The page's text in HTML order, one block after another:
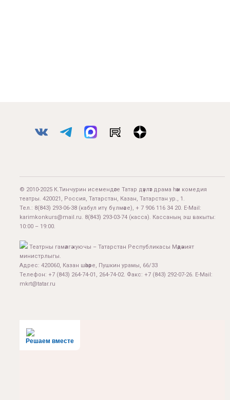
© 2010-2025 К.Тинчурин исемендәге Татар дәүләт драма һәм комедия
театры. 420021, Россия, Татарстан, Казан, Татарстан ур., 1.
Тел.: 8(843) 293-06-38 (кабул итү бүлмәсе), + 7 906 116 34 20. E-Mail:
karimkonkurs@mail.ru. 8(843) 293-03-74 (касса). Кассаның эш вакыты:
10:00 – 19:00.
Театрны гамәлгә куючы – Татарстан Республикасы Мәдәният
министрлыгы.
Адрес: 420060, Казан шәһәре, Пушкин урамы, 66/33
Телефон: +7 (843) 264-74-01, 264-74-02. Факс: +7 (843) 292-07-26. E-Mail:
mkrt@tatar.ru
Решаем вместе